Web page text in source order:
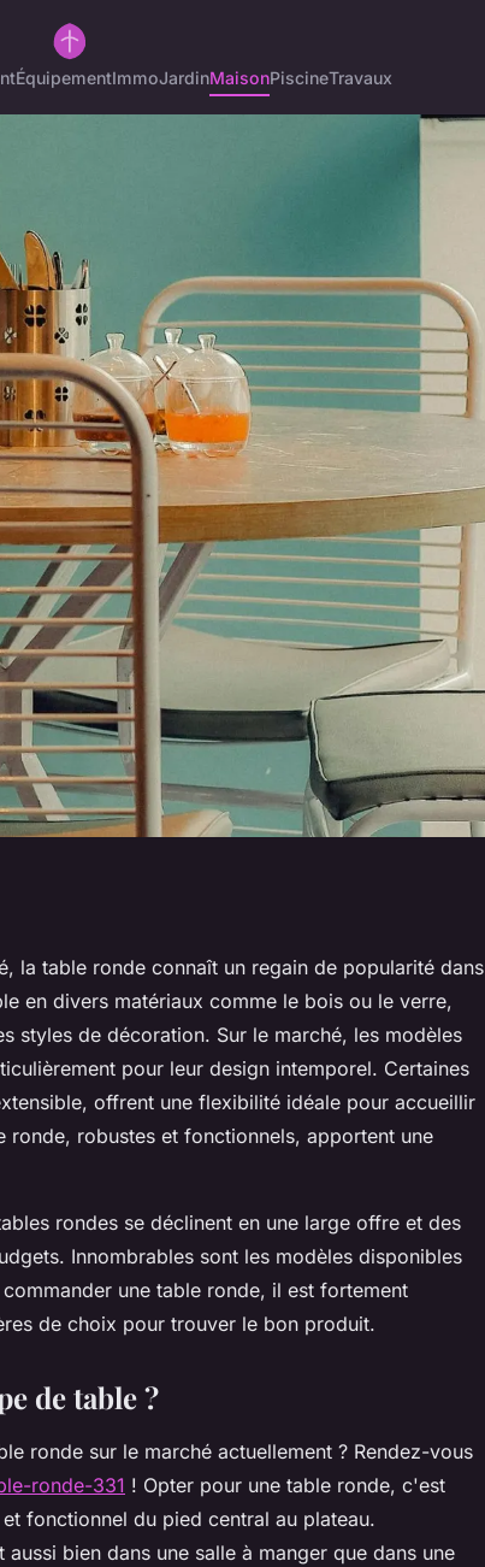
ÉquipementImmoJardinMaisonPiscineTravaux
le
la table ronde connaît un regain de popularité dans
en divers matériaux comme le bois ou le verre,
styles de décoration. Sur le marché, les modèles
pour leur design intemporel. Certaines
offrent une flexibilité idéale pour accueillir
ronde, robustes et fonctionnels, apportent une
rondes se déclinent en une large offre et des
Innombrables sont les modèles disponibles
une table ronde, il est fortement
de choix pour trouver le bon produit.
de table ?
ronde sur le marché actuellement ? Rendez-vous
ronde-331 ! Opter pour une table ronde, c'est
fonctionnel du pied central au plateau.
bien dans une salle à manger que dans une